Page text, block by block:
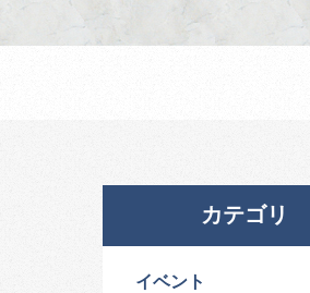
カテゴリ
イベント